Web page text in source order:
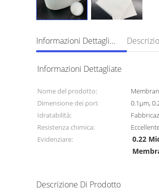
Informazioni Dettagliate
Informazioni Dettagliate
Nome del prodotto:
Dimensione dei pori:
0.1μm,
Idratabilità:
Resistenza chimica:
Evidenziare:
0.22
Descrizione Di Prodotto